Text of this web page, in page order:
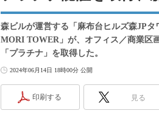
森ビルが運営する「麻布台ヒルズ森JP
MORI TOWER」が、オフィス／商業区
「プラチナ」を取得した。
2024年06月14日 18時00分 公開
印刷する 見る